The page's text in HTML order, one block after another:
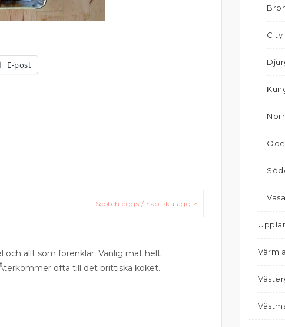
E-post
Scotch eggs / Skotska ägg >
och allt som förenklar. Vanlig mat helt
ofta till det brittiska köket.
City